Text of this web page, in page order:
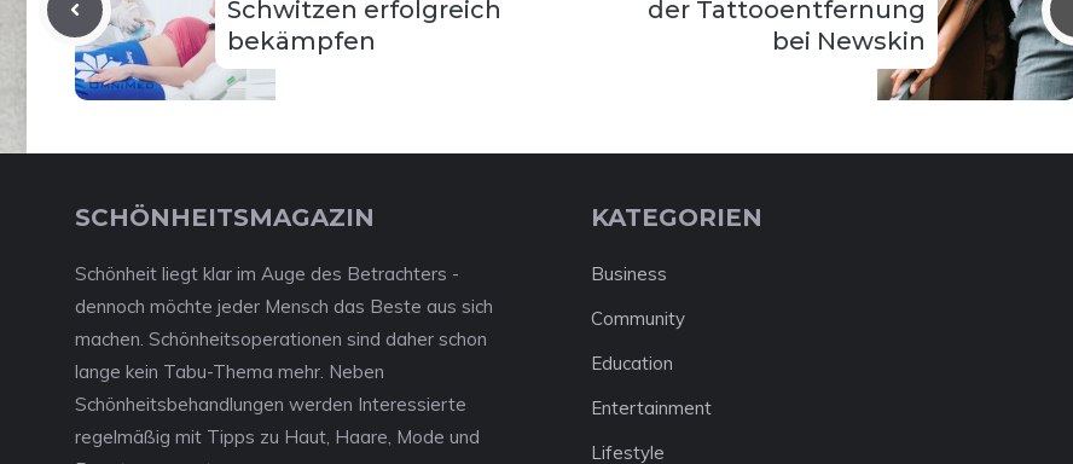
Schwitzen erfolgreich
bekämpfen
der Tattooentfernung
bei Newskin
SCHÖNHEITSMAGAZIN
Schönheit liegt klar im Auge des Betrachters -
dennoch möchte jeder Mensch das Beste aus sich
machen. Schönheitsoperationen sind daher schon
lange kein Tabu-Thema mehr. Neben
Schönheitsbehandlungen werden Interessierte
regelmäßig mit Tipps zu Haut, Haare, Mode und
KATEGORIEN
Business
Community
Education
Entertainment
Lifestyle